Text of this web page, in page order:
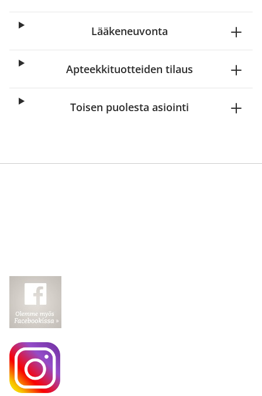
Lääkeneuvonta
Apteekkituotteiden tilaus
Toisen puolesta asiointi